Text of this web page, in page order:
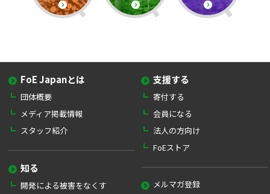
FoE Japanとは
団体概要
メディア掲載情報
スタッフ紹介
知る
開発による被害をなくす
支援する
寄付する
会員になる
法人の方向け
FoEストア
メルマガ登録